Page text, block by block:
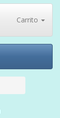
Carrito